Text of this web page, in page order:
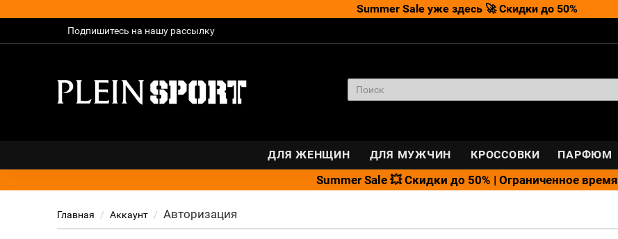
Summer Sale уже здесь 🚀 Скидки до 50%
Подпишитесь на нашу рассылку
ДЛЯ ЖЕНЩИН ДЛЯ МУЖЧИН КРОССОВКИ ПАРФЮМ
Summer Sale 💥 Скидки до 50% | Ограниченное время
Главная Аккаунт Авторизация